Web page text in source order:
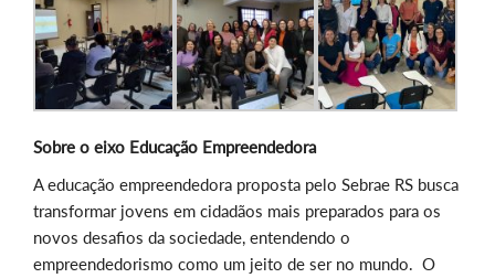
Sobre o eixo Educação Empreendedora
A educação empreendedora proposta pelo Sebrae RS busca
transformar jovens em cidadãos mais preparados para os
novos desafios da sociedade, entendendo o
empreendedorismo como um jeito de ser no mundo. O